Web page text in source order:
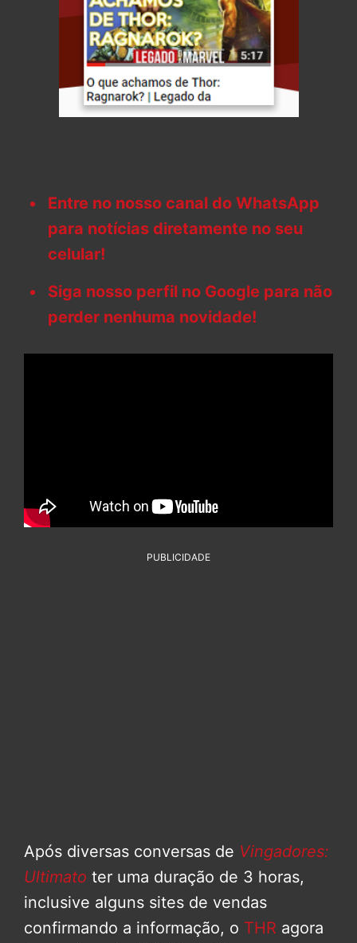
Entre no nosso canal do WhatsApp
para notícias diretamente no seu
celular!
Siga nosso perfil no Google para não
perder nenhuma novidade!
PUBLICIDADE
Após diversas conversas de Vingadores:
Ultimato ter uma duração de 3 horas,
inclusive alguns sites de vendas
confirmando a informação, o THR agora